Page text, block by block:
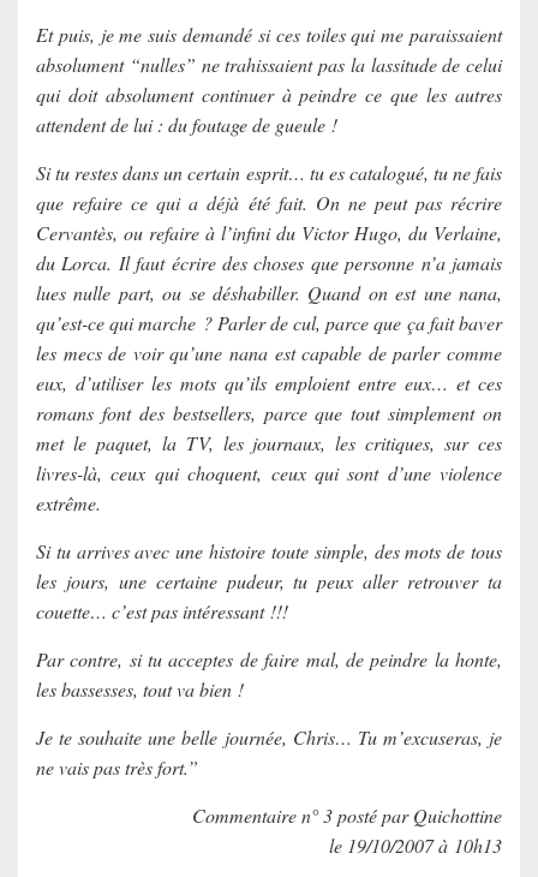
Et puis, je me suis demandé si ces toiles qui me paraissaient
absolument “nulles” ne trahissaient pas la lassitude de celui
qui doit absolument continuer à peindre ce que les autres
attendent de lui : du foutage de gueule !
Si tu restes dans un certain esprit… tu es catalogué, tu ne fais
que refaire ce qui a déjà été fait. On ne peut pas récrire
Cervantès, ou refaire à l’infini du Victor Hugo, du Verlaine,
du Lorca. Il faut écrire des choses que personne n’a jamais
lues nulle part, ou se déshabiller. Quand on est une nana,
qu’est-ce qui marche ? Parler de cul, parce que ça fait baver
les mecs de voir qu’une nana est capable de parler comme
eux, d’utiliser les mots qu’ils emploient entre eux… et ces
romans font des bestsellers, parce que tout simplement on
met le paquet, la TV, les journaux, les critiques, sur ces
livres-là, ceux qui choquent, ceux qui sont d’une violence
extrême.
Si tu arrives avec une histoire toute simple, des mots de tous
les jours, une certaine pudeur, tu peux aller retrouver ta
couette… c’est pas intéressant !!!
Par contre, si tu acceptes de faire mal, de peindre la honte,
les bassesses, tout va bien !
Je te souhaite une belle journée, Chris… Tu m’excuseras, je
ne vais pas très fort.”
Commentaire n° 3 posté par Quichottine
le 19/10/2007 à 10h13